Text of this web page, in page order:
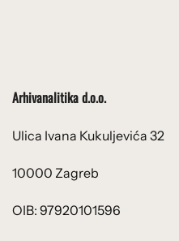
Arhivanalitika d.o.o.
Ulica Ivana Kukuljevića 32
10000 Zagreb
OIB: 97920101596